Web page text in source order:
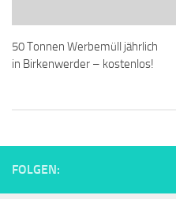
50 Tonnen Werbemüll jährlich
in Birkenwerder – kostenlos!
FOLGEN: